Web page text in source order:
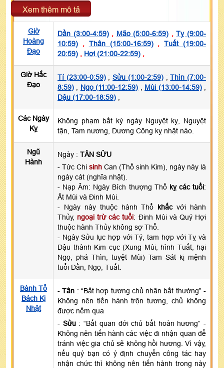
Xem thêm mô tả
Giờ
Hoàng
Đạo
Dần (3:00-4:59), Mão (5:00-6:59) ,Tỵ (9:00-
10:59) , Thân (15:00-16:59),Tuất (19:00-
20:59) , Hợi (21:00-22:59) ,
Giờ Hắc
Đạo
Tí (23:00-0:59);Sửu (1:00-2:59);Thìn (7:00-
8:59) ; Ngọ (11:00-12:59) ; Mùi (13:00-14:59);
Dậu (17:00-18:59) ;
Các Ngày
Kỵ
Không phạm bất kỳ ngày Nguyệt kỵ, Nguyệt
tận, Tam nương, Dương Công kỵ nhật nào.
Ngũ
Hành
Ngày : TÂN SỬU
- Tức Chi sinh Can (Thổ sinh Kim), ngày này là
ngày cát (nghĩa nhật).
- Nạp Âm: Ngày Bích thượng Thổ kỵ các tuổi:
Ất Mùi và Đinh Mùi.
- Ngày này thuộc hành Thổ khắcvới hành
Thủy, ngoại trừ các tuổi: Đinh Mùi và Quý Hợi
thuộc hành Thủy không sợ Thổ.
- Ngày Sửu lục hợp với Tý, tam hợp với Tỵ và
Dậu thành Kim cục (Xung Mùi, hình Tuất, hại
Ngọ, phá Thìn, tuyệt Mùi) Tam Sát kị mệnh
tuổi Dần, Ngọ, Tuất.
Bành Tổ
Bách Kị
Nhật
-Tân : “Bất hợp tương chủ nhân bất thường” -
Không nên tiến hành trộn tương, chủ không
được nếm qua
- Sửu: “Bất quan đới chủ bất hoàn hương” -
Không nên tiến hành các việc đi nhận quan để
tránh việc gia chủ sẽ không hồi hương. Vì vậy,
nếu quý bạn có ý định chuyển công tác hay
nhận chức thì không nên tiến hành trong này